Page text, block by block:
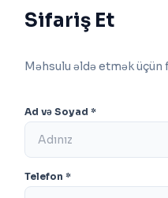
Sifariş Et
Məhsulu əldə etmək
Ad və Soyad *
Telefon *